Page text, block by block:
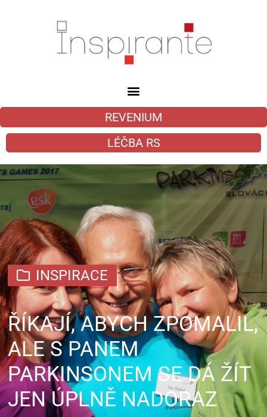
REVENIUM
LÉČBA RS
INSPIRACE
ŘÍKAJÍ, ABYCH ZPOMALIL,
ALE S PANEM
PARKINSONEM SE DÁ ŽÍT
JEN ÚPLNĚ NADORAZ